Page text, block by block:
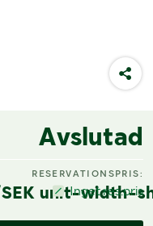
Avslutad
unit-width-
RESERVATIONSPRIS:
Inget res.pris